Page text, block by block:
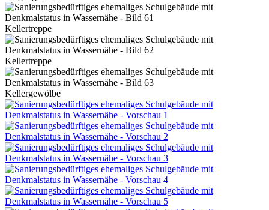
Kellertreppe
Kellertreppe
Kellergewölbe